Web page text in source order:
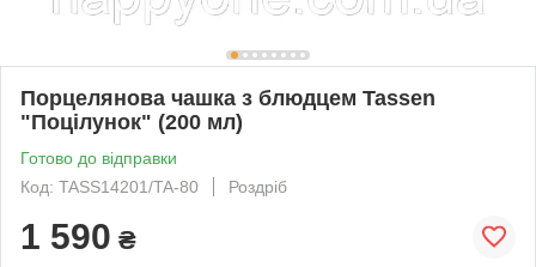
Порцелянова чашка з блюдцем Tassen
"Поцілунок" (200 мл)
Готово до відправки
Код: TASS14201/TA-80
Роздріб
1 590 ₴